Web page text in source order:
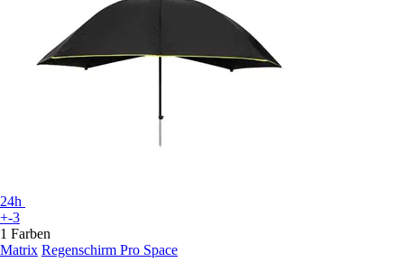
24h
+-3
1 Farben
Matrix Regenschirm Pro Space